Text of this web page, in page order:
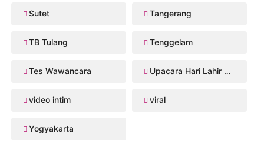
Sutet Tangerang
TB Tulang Tenggelam
Tes Wawancara Upacara Hari Lahir Pancasila
video intim viral
Yogyakarta